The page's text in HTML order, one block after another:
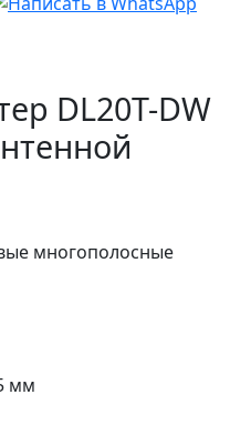
DL20T-DW
многополосные
мм